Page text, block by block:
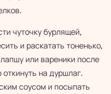
чуточку бурлящей,
и раскатать тоненько,
или вареники после
на дуршлаг.
соусом и посыпать